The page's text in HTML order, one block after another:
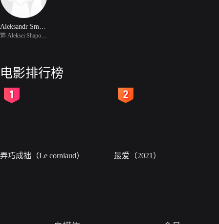
Aleksandr Smirnov
饰 Aleksei Shaposhnikov
电影排行榜
弄巧成拙（Le corniaud） 最爱（2021）